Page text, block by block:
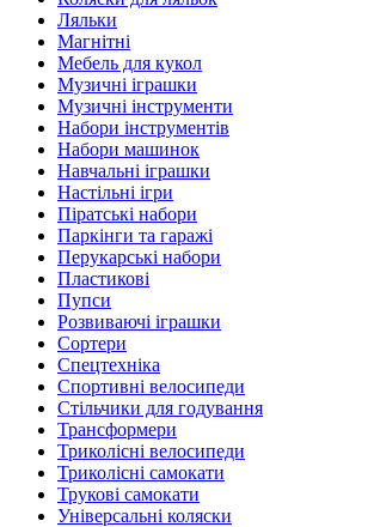
Ляльки
Магнітні
Мебель для кукол
Музичні іграшки
Музичні інструменти
Набори інструментів
Набори машинок
Навчальні іграшки
Настільні ігри
Піратські набори
Паркінги та гаражі
Перукарські набори
Пластикові
Пупси
Розвиваючі іграшки
Сортери
Спецтехніка
Спортивні велосипеди
Стільчики для годування
Трансформери
Триколісні велосипеди
Триколісні самокати
Трукові самокати
Універсальні коляски